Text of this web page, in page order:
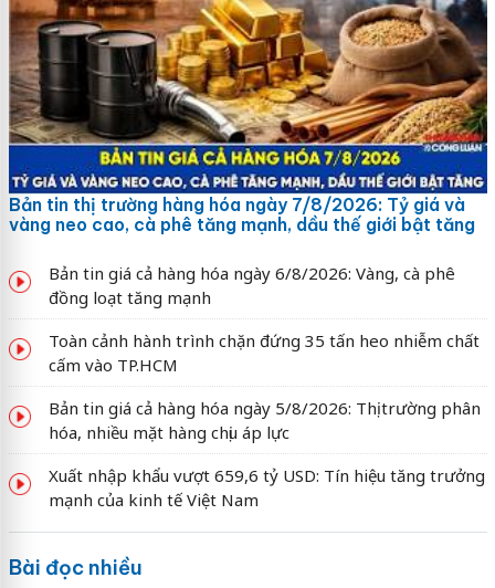
Bản tin thị trường hàng hóa ngày 7/8/2026: Tỷ giá và
vàng neo cao, cà phê tăng mạnh, dầu thế giới bật tăng
Bản tin giá cả hàng hóa ngày 6/8/2026: Vàng, cà phê
đồng loạt tăng mạnh
Toàn cảnh hành trình chặn đứng 35 tấn heo nhiễm chất
cấm vào TP.HCM
Bản tin giá cả hàng hóa ngày 5/8/2026: Thị trường phân
hóa, nhiều mặt hàng chịu áp lực
Xuất nhập khẩu vượt 659,6 tỷ USD: Tín hiệu tăng trưởng
mạnh của kinh tế Việt Nam
Bài đọc nhiều